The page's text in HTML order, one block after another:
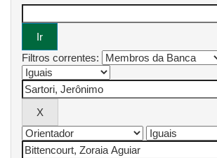
Filtros correntes: